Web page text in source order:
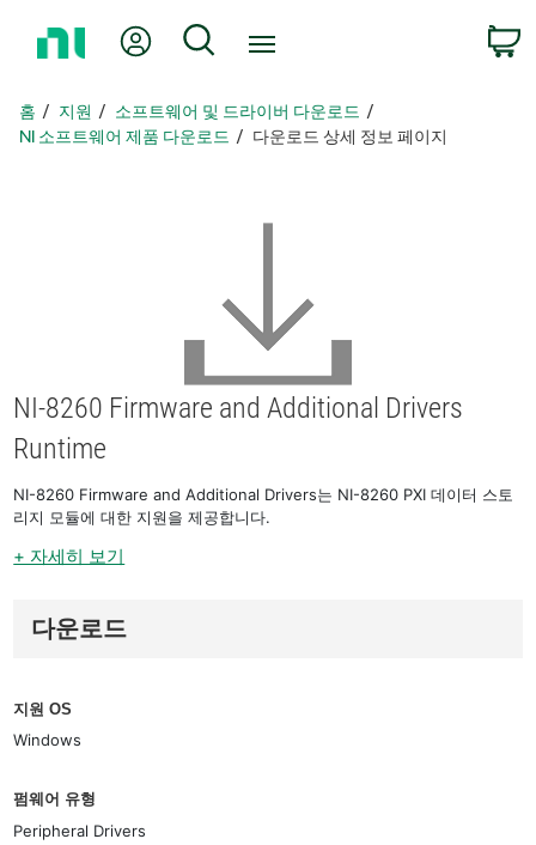
지
로
내 계정 검색
홈 지원
소프트웨어 및 드라이버 다운로드
NI 소프트웨어 제품 다운로드
다운로드 상세 정보 페이지
NI-8260 Firmware and Additional Drivers
Runtime
NI-8260 Firmware and Additional Drivers는 NI-8260 PXI 데이터 스토
리지 모듈에 대한 지원을 제공합니다.
+ 자세히 보기
다운로드
지원 OS
Windows
펌웨어 유형
Peripheral Drivers